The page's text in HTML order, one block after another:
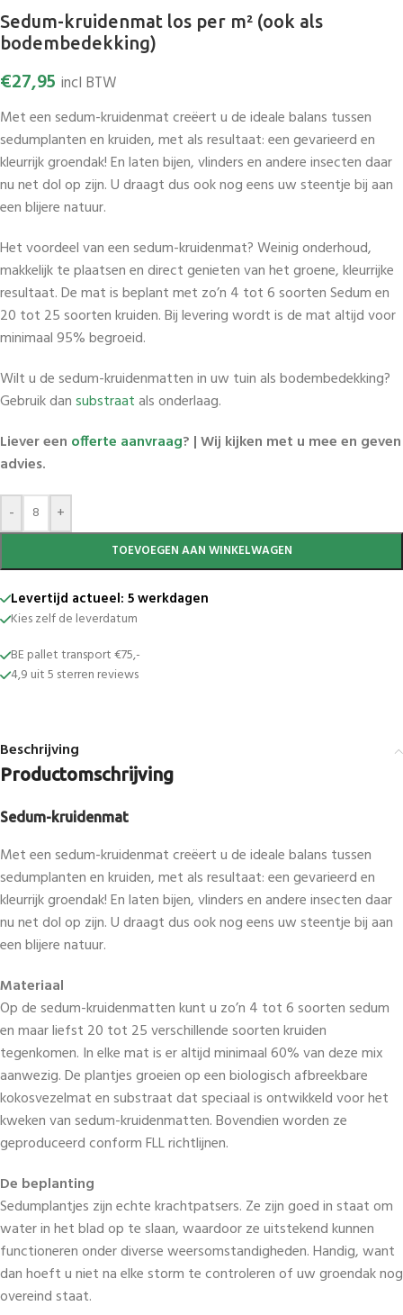
Sedum-kruidenmat los per m² (ook als
bodembedekking)
€27,95 incl BTW
Met een sedum-kruidenmat creëert u de ideale balans tussen
sedumplanten en kruiden, met als resultaat: een gevarieerd en
kleurrijk groendak! En laten bijen, vlinders en andere insecten daar
nu net dol op zijn. U draagt dus ook nog eens uw steentje bij aan
een blijere natuur.
Het voordeel van een sedum-kruidenmat? Weinig onderhoud,
makkelijk te plaatsen en direct genieten van het groene, kleurrijke
resultaat. De mat is beplant met zo’n 4 tot 6 soorten Sedum en
20 tot 25 soorten kruiden. Bij levering wordt is de mat altijd voor
minimaal 95% begroeid.
Wilt u de sedum-kruidenmatten in uw tuin als bodembedekking?
Gebruik dansubstraatals onderlaag.
Liever een offerte aanvraag? | Wij kijken met u mee en geven
advies.
- +
TOEVOEGEN AAN WINKELWAGEN
Levertijd actueel: 5 werkdagen
Kies zelf de leverdatum
BE pallet transport €75,-
4,9 uit 5 sterren reviews
Beschrijving
Productomschrijving
Sedum-kruidenmat
Met een sedum-kruidenmat creëert u de ideale balans tussen
sedumplanten en kruiden, met als resultaat: een gevarieerd en
kleurrijk groendak! En laten bijen, vlinders en andere insecten daar
nu net dol op zijn. U draagt dus ook nog eens uw steentje bij aan
een blijere natuur.
Materiaal
Op de sedum-kruidenmatten kunt u zo’n 4 tot 6 soorten sedum
en maar liefst 20 tot 25 verschillende soorten kruiden
tegenkomen. In elke mat is er altijd minimaal 60% van deze mix
aanwezig. De plantjes groeien op een biologisch afbreekbare
kokosvezelmat en substraat dat speciaal is ontwikkeld voor het
kweken van sedum-kruidenmatten. Bovendien worden ze
geproduceerd conform FLL richtlijnen.
De beplanting
Sedumplantjes zijn echte krachtpatsers. Ze zijn goed in staat om
water in het blad op te slaan, waardoor ze uitstekend kunnen
functioneren onder diverse weersomstandigheden. Handig, want
dan hoeft u niet na elke storm te controleren of uw groendak nog
overeind staat.